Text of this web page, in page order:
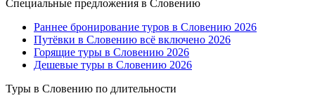
Специальные предложения в Словению
Раннее бронирование туров в Словению 2026
Путёвки в Словению всё включено 2026
Горящие туры в Словению 2026
Дешевые туры в Словению 2026
Туры в Словению по длительности